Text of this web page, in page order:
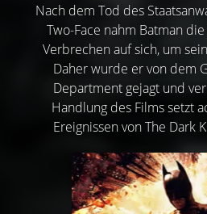
Nach dem Tod des
Two-Face nahm Batman
Verbrechen auf sich, um
Daher wurde er von dem
Department gejagt und
Handlung des Films setzt
Ereignissen von The Dark